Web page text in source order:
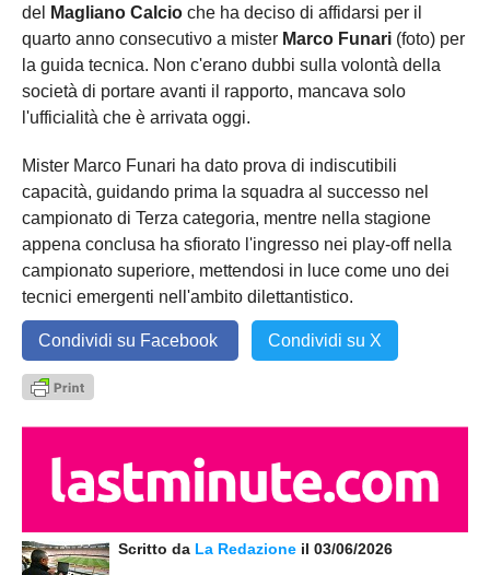
del
Magliano Calcio che ha deciso di affidarsi per il
quarto anno consecutivo a mister Marco Funari (foto) per
la guida tecnica. Non c'erano dubbi sulla volontà della
società di portare avanti il rapporto, mancava solo
l'ufficialità che è arrivata oggi.
Mister Marco Funari ha dato prova di indiscutibili
capacità, guidando prima la squadra al successo nel
campionato di Terza categoria, mentre nella stagione
appena conclusa ha sfiorato l'ingresso nei play-off nella
campionato superiore, mettendosi in luce come uno dei
tecnici emergenti nell'ambito dilettantistico.
Condividi su Facebook Condividi su X
Scritto da La Redazione il 03/06/2026